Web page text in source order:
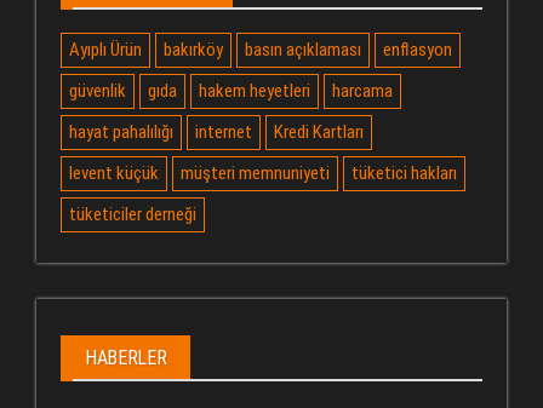
Ayıplı Ürün bakırköy basın açıklaması
enflasyon
güvenlik
gıda hakem heyetleri
harcama
hayat pahalılığı
internet
Kredi Kartları
levent küçük
müşteri memnuniyeti
tüketici hakları
tüketiciler derneği
HABERLER